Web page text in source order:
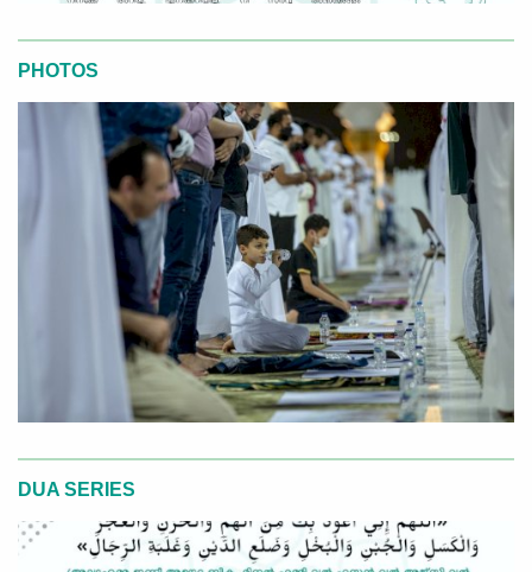
PHOTOS
DUA SERIES